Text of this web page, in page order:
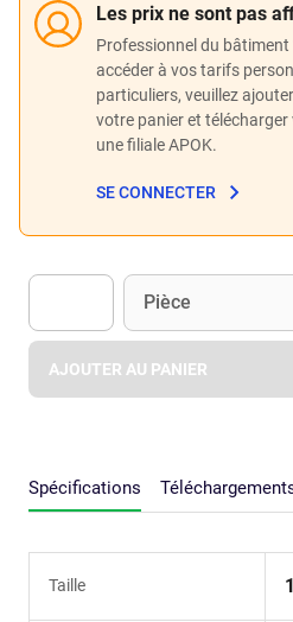
Les prix ne sont pas
Professionnel du
accéder à vos tarifs
particuliers, veuillez
votre panier et
une filiale APOK.
SE CONNECTER
Unité
Pièce
AJOUTER AU PANIER
Spécifications
Taille